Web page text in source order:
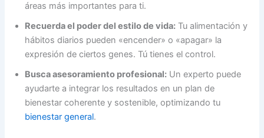
áreas más importantes para ti.
Recuerda el poder del estilo de vida: Tu alimentación y
hábitos diarios pueden «encender» o «apagar» la
expresión de ciertos genes. Tú tienes el control.
Busca asesoramiento profesional: Un experto puede
ayudarte a integrar los resultados en un plan de
bienestar coherente y sostenible, optimizando tu
bienestar general.